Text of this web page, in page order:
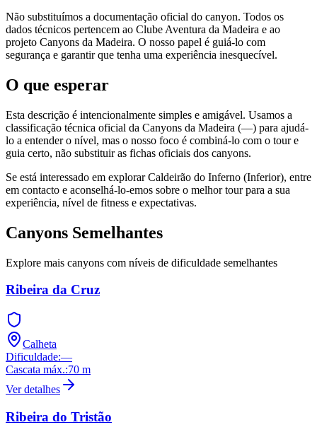
Não substituímos a documentação oficial do canyon. Todos os
dados técnicos pertencem ao Clube Aventura da Madeira e ao
projeto Canyons da Madeira. O nosso papel é guiá-lo com
segurança e garantir que tenha uma experiência inesquecível.
O que esperar
Esta descrição é intencionalmente simples e amigável. Usamos a
classificação técnica oficial da Canyons da Madeira (—) para ajudá-
lo a entender o nível, mas o nosso foco é combiná-lo com o tour e
guia certo, não substituir as fichas oficiais dos canyons.
Se está interessado em explorar Caldeirão do Inferno (Inferior), entre
em contacto e aconselhá-lo-emos sobre o melhor tour para a sua
experiência, nível de fitness e expectativas.
Canyons Semelhantes
Explore mais canyons com níveis de dificuldade semelhantes
Ribeira da Cruz
Calheta
Dificuldade:—
Cascata máx.:70 m
Ver detalhes
Ribeira do Tristão